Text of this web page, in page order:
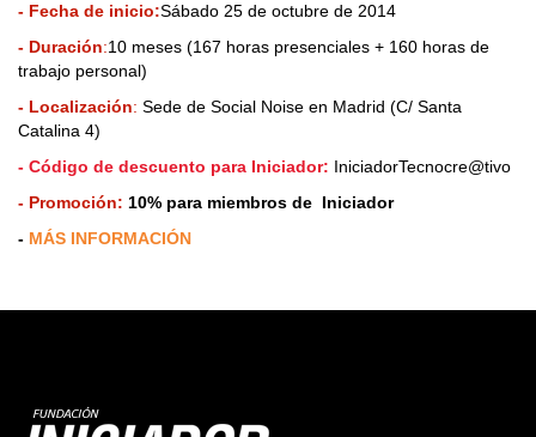
- Fecha de inicio:Sábado 25 de octubre de 2014
- Duración:10 meses (167 horas presenciales + 160 horas de
trabajo personal)
- Localización: Sede de Social Noise en Madrid (C/ Santa
Catalina 4)
- Código de descuento para Iniciador: IniciadorTecnocre@tivo
- Promoción: 10% para miembros de Iniciador
- MÁS INFORMACIÓN